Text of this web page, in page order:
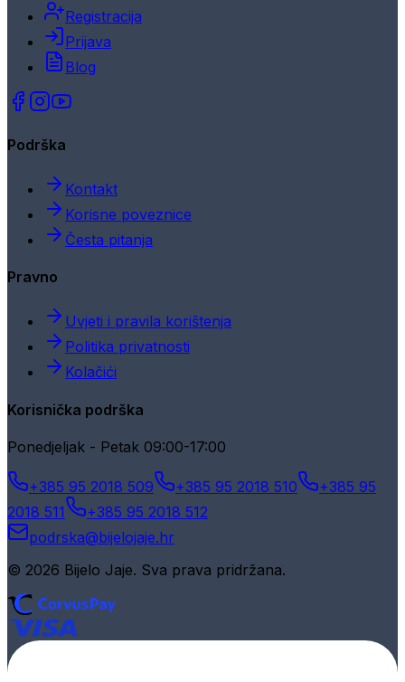
Registracija
Prijava
Blog
Podrška
Kontakt
Korisne poveznice
Česta pitanja
Pravno
Uvjeti i pravila korištenja
Politika privatnosti
Kolačići
Korisnička podrška
Ponedjeljak - Petak 09:00-17:00
+385 95 2018 509 +385 95 2018 510
+385 95
2018 511
+385 95 2018 512
podrska@bijelojaje.hr
© 2026 Bijelo Jaje. Sva prava pridržana.